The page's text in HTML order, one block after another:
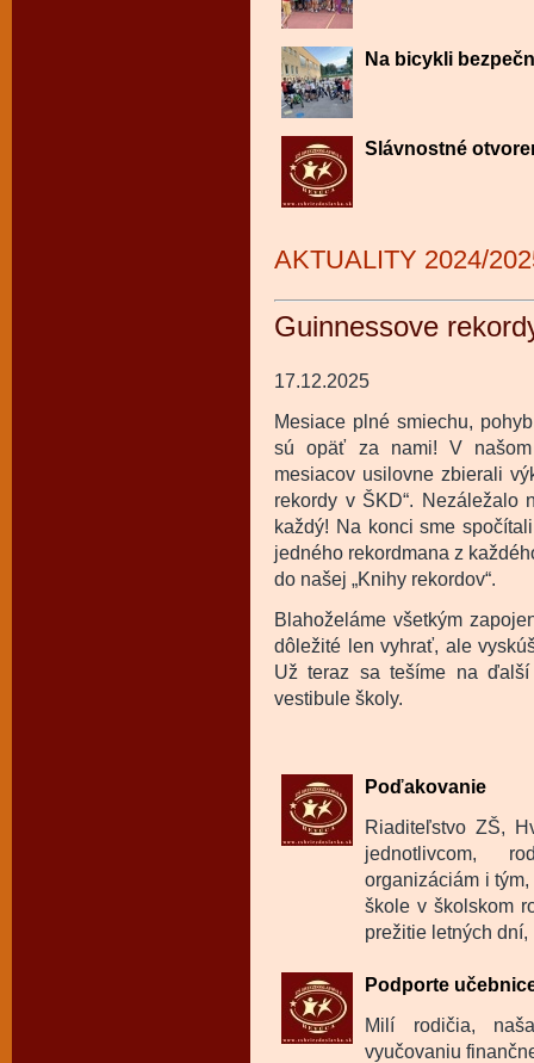
Na bicykli
Slávnostné
AKTUALITY 2024/
Guinnessove
17.12.2025
Mesiace plné smiechu,
sú opäť za nami! V
mesiacov usilovne zbierali
rekordy v ŠKD“. Nezáležalo
každý! Na konci sme
jedného rekordmana z
do našej „Knihy rekordov“.
Blahoželáme všetkým
dôležité len vyhrať, ale
Už teraz sa tešíme na
vestibule školy.
Poďakovanie
Riaditeľstvo ZŠ,
jednotlivcom,
organizáciám i
škole v školskom
prežitie letných
Podporte
Milí rodičia,
vyučovaniu